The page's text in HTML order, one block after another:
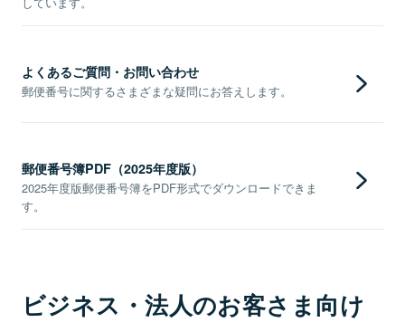
よくあるご質問・お問い合わせ
郵便番号に関するさまざまな疑問にお答えします。
郵便番号簿PDF（2025年度版）
2025年度版郵便番号簿をPDF形式でダウンロードできま
す。
ビジネス・法人のお客さま向け